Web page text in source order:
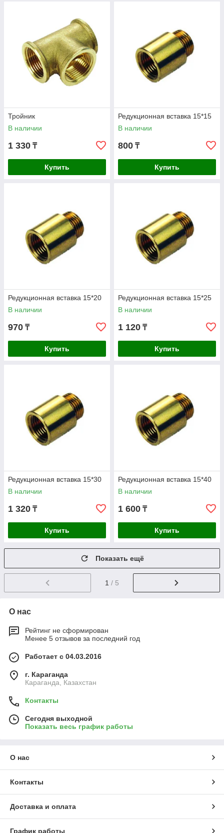
Тройник
В наличии
1 330 ₸
Купить
Редукционная вставка 15*15
В наличии
800 ₸
Купить
Редукционная вставка 15*20
В наличии
970 ₸
Купить
Редукционная вставка 15*25
В наличии
1 120 ₸
Купить
Редукционная вставка 15*30
В наличии
1 320 ₸
Купить
Редукционная вставка 15*40
В наличии
1 600 ₸
Купить
Показать ещё
1 / 5
О нас
Рейтинг не сформирован
Менее 5 отзывов за последний год
Работает с 04.03.2016
г. Караганда
Караганда, Казахстан
Контакты
Сегодня выходной
Показать весь график работы
О нас
Контакты
Доставка и оплата
График работы